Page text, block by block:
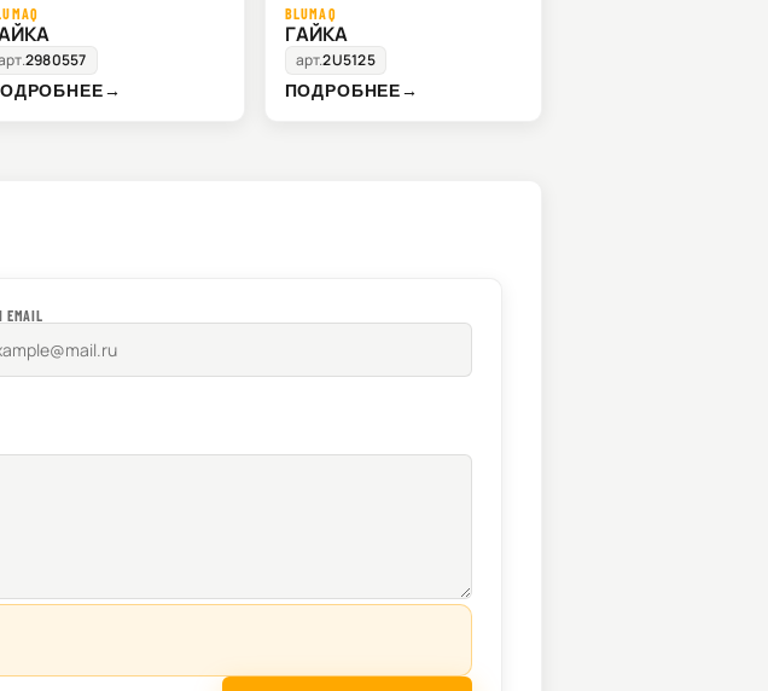
2980557
→
BLUMAQ
ГАЙКА
арт.2U5125
ПОДРОБНЕЕ→